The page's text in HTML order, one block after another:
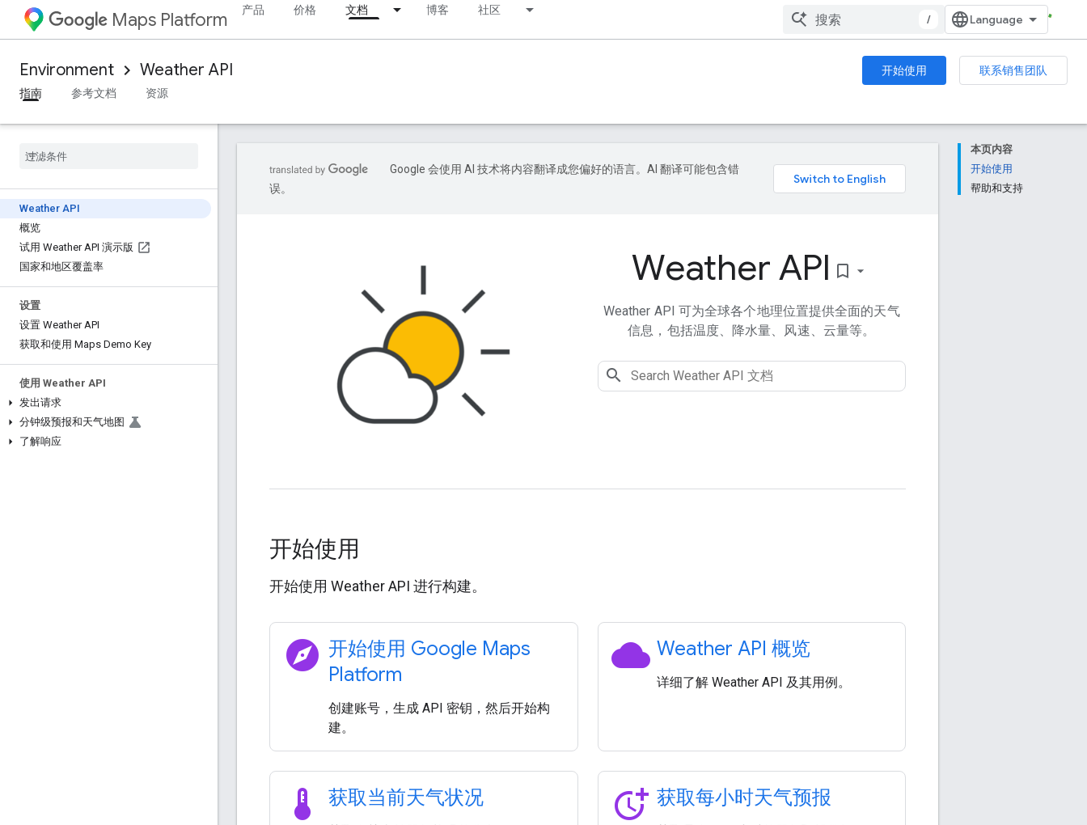
Maps Platform 产品 价格 文档 博客 社区
/
Environment Weather API 开始使用
联系销售团队
指南
参考文档 资源
Weather API
概览
试用 Weather API 演示版
国家和地区覆盖率
设置
设置 Weather API
获取和使用 Maps Demo Key
使用 Weather API
发出请求
分钟级预报和天气地图
了解响应
本页内容
开始使用
帮助和支持
Google 会使用 AI 技术将内容翻译成您偏好的语言。AI 翻译可能包含错
误。
Weather API bookmark_border
Weather API 可为全球各个地理位置提供全面的天气
信息，包括温度、降水量、风速、云量等。
开始使用
开始使用 Weather API 进行构建。
explore 开始使用 Google Maps
Platform
创建账号，生成 API 密钥，然后开始构
建。
cloud Weather API 概览
详细了解 Weather API 及其用例。
thermostat 获取当前天气状况 more_time 获取每小时天气预报